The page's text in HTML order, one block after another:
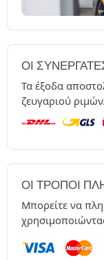
ΟΙ
Τα έξοδα
ζευγαριού ριμών.
ΟΙ ΤΡΌΠΟΙ
Μπορείτε να